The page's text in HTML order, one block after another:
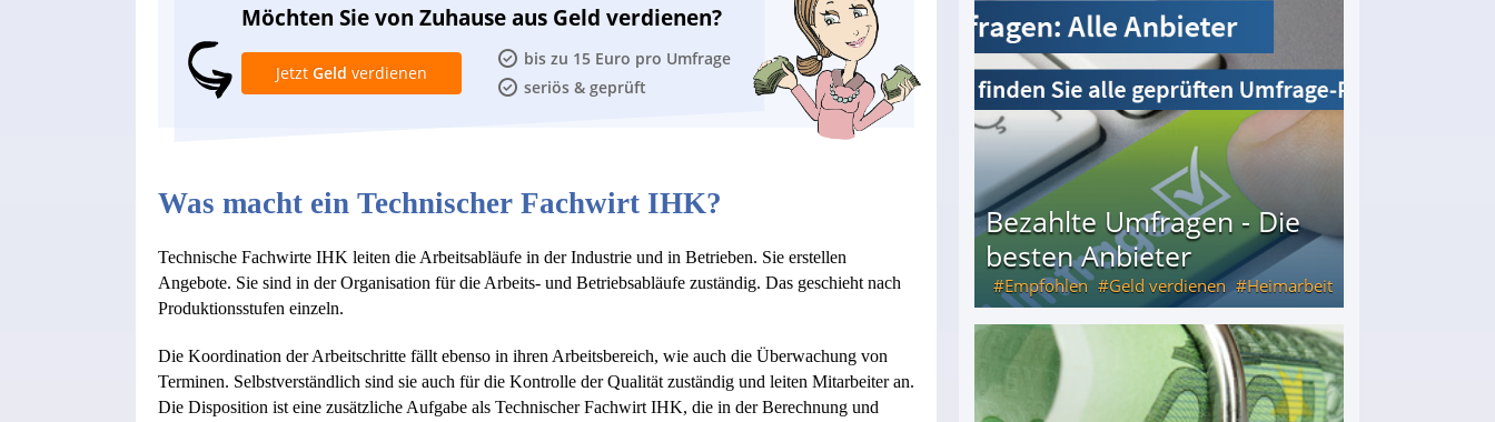
Möchten Sie von Zuhause aus Geld verdienen?
bis zu 15 Euro pro Umfrage
seriös & geprüft
Jetzt Geld verdienen
Was macht ein Technischer Fachwirt IHK?
Technische Fachwirte IHK leiten die Arbeitsabläufe in der Industrie und in Betrieben. Sie erstellen
Angebote. Sie sind in der Organisation für die Arbeits- und Betriebsabläufe zuständig. Das geschieht nach
Produktionsstufen einzeln.
Die Koordination der Arbeitschritte fällt ebenso in ihren Arbeitsbereich, wie auch die Überwachung von
Terminen. Selbstverständlich sind sie auch für die Kontrolle der Qualität zuständig und leiten Mitarbeiter an.
Die Disposition ist eine zusätzliche Aufgabe als Technischer Fachwirt IHK, die in der Berechnung und
Geld verdienen als Tagger für Netflix
Bezahlte Umfragen - Die
besten Anbieter
Empfohlen Geld verdienen Heimarbeit
Bezahlte Umfragen - Die besten Anbieter